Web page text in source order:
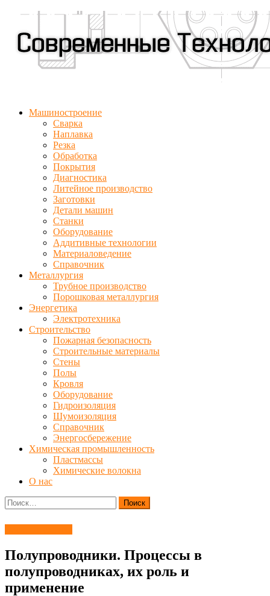
Машиностроение
Сварка
Наплавка
Резка
Обработка
Покрытия
Диагностика
Литейное производство
Заготовки
Детали машин
Станки
Оборудование
Аддитивные технологии
Материаловедение
Справочник
Металлургия
Трубное производство
Порошковая металлургия
Энергетика
Электротехника
Строительство
Пожарная безопасность
Строительные материалы
Стены
Полы
Кровля
Оборудование
Гидроизоляция
Шумоизоляция
Справочник
Энергосбережение
Химическая промышленность
Пластмассы
Химические волокна
О нас
Найти:
Полупроводники. Процессы в
полупроводниках, их роль и
применение